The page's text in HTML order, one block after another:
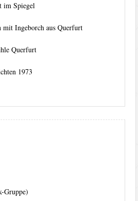
im Spiegel
mit Ingeborch aus Querfurt
Querfurt
1973
Gruppe)